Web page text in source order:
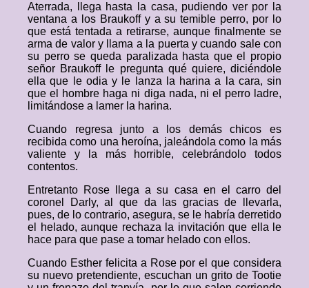
Aterrada, llega hasta la casa, pudiendo ver por la
ventana a los Braukoff y a su temible perro, por lo
que está tentada a retirarse, aunque finalmente se
arma de valor y llama a la puerta y cuando sale con
su perro se queda paralizada hasta que el propio
señor Braukoff le pregunta qué quiere, diciéndole
ella que le odia y le lanza la harina a la cara, sin
que el hombre haga ni diga nada, ni el perro ladre,
limitándose a lamer la harina.
Cuando regresa junto a los demás chicos es
recibida como una heroína, jaleándola como la más
valiente y la más horrible, celebrándolo todos
contentos.
Entretanto Rose llega a su casa en el carro del
coronel Darly, al que da las gracias de llevarla,
pues, de lo contrario, asegura, se le habría derretido
el helado, aunque rechaza la invitación que ella le
hace para que pase a tomar helado con ellos.
Cuando Esther felicita a Rose por el que considera
su nuevo pretendiente, escuchan un grito de Tootie